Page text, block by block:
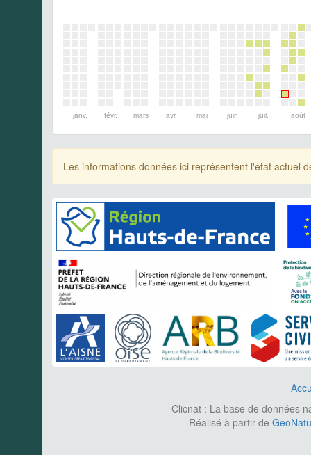
janv. févr. mars avr. mai juin juil. août
Les informations données ici représentent l'état actuel
Clicnat : La base de données
Réalisé à partir de